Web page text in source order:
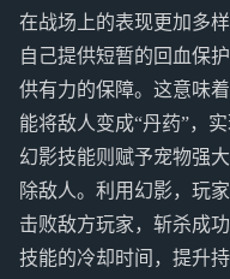
在战场上的表现更加多
自己提供短暂的回血保
供有力的保障。这意味
能将敌人变成“丹药”，
幻影技能则赋予宠物强
除敌人。利用幻影，玩
击败敌方玩家，斩杀成
技能的冷却时间，提升